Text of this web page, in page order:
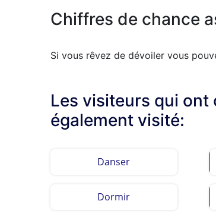
Chiffres de chance
Si vous rêvez de dévoiler vous
Les visiteurs qui ont
également visité:
Danser
Dormir